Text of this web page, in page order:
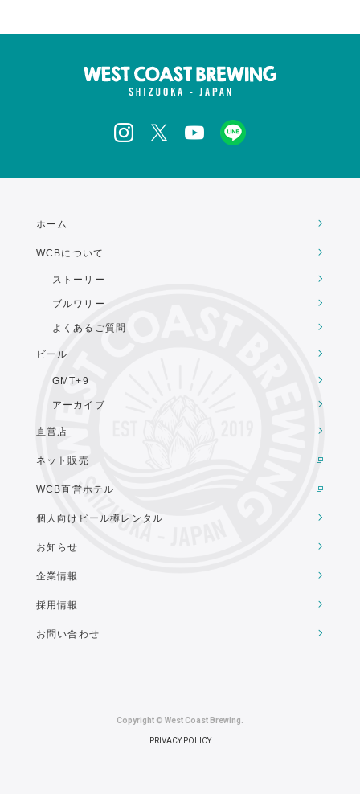
ホーム
WCBについて
ストーリー
ブルワリー
よくあるご質問
ビール
GMT+9
アーカイブ
直営店
ネット販売
WCB直営ホテル
個人向けビール樽レンタル
お知らせ
企業情報
採用情報
お問い合わせ
Copyright © West Coast Brewing.
PRIVACY POLICY